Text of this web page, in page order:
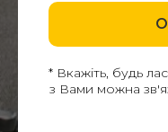
* Вкажіть, будь
з Вами можна